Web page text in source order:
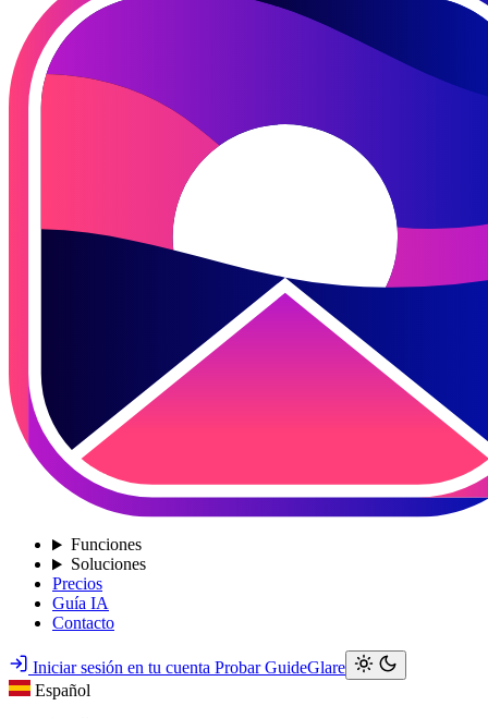
Funciones
Soluciones
Precios
Guía IA
Contacto
Iniciar sesión en tu cuenta Probar GuideGlare
Español